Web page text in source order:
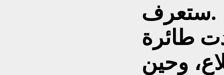
ستعرف.
طائرة
وحين